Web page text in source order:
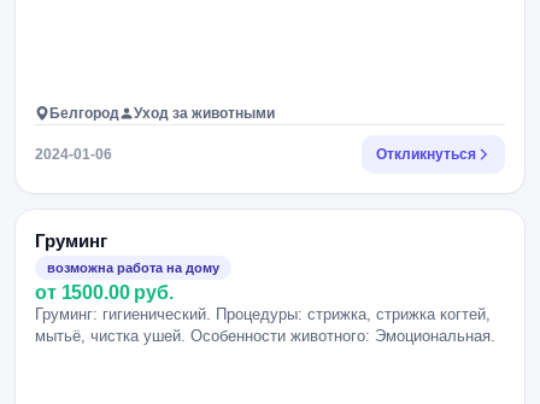
Белгород Уход за животными
2024-01-06 Откликнуться
Груминг
возможна работа на дому
от 1500.00 руб.
Груминг: гигиенический. Процедуры: стрижка, стрижка когтей,
мытьё, чистка ушей. Особенности животного: Эмоциональная.